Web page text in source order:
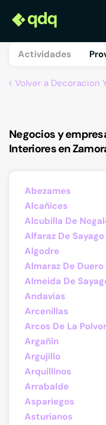
Actividades
Volver a Decoracion
Negocios y
Interiores en
Abezames
Alcañices
Alcubilla De
Alfaraz De Sayago
Algodre
Almaraz De Duero
Almeida De
Andavías
Arcenillas
Arcos De La
Argañín
Argujillo
Arquillinos
Arrabalde
Aspariegos
Asturianos